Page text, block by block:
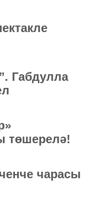
Габдулла
төшерелә!
чарасы